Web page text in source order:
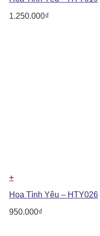
1.250.000₫
+
Hoa Tình Yêu – HTY026
950.000₫